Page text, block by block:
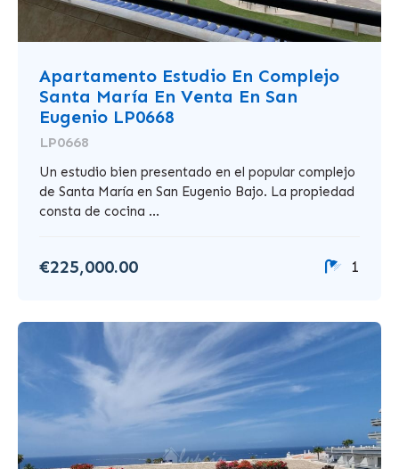
Apartamento Estudio En Complejo
Santa María En Venta En San
Eugenio LP0668
LP0668
Un estudio bien presentado en el popular complejo
de Santa María en San Eugenio Bajo. La propiedad
consta de cocina ...
€225,000.00 1